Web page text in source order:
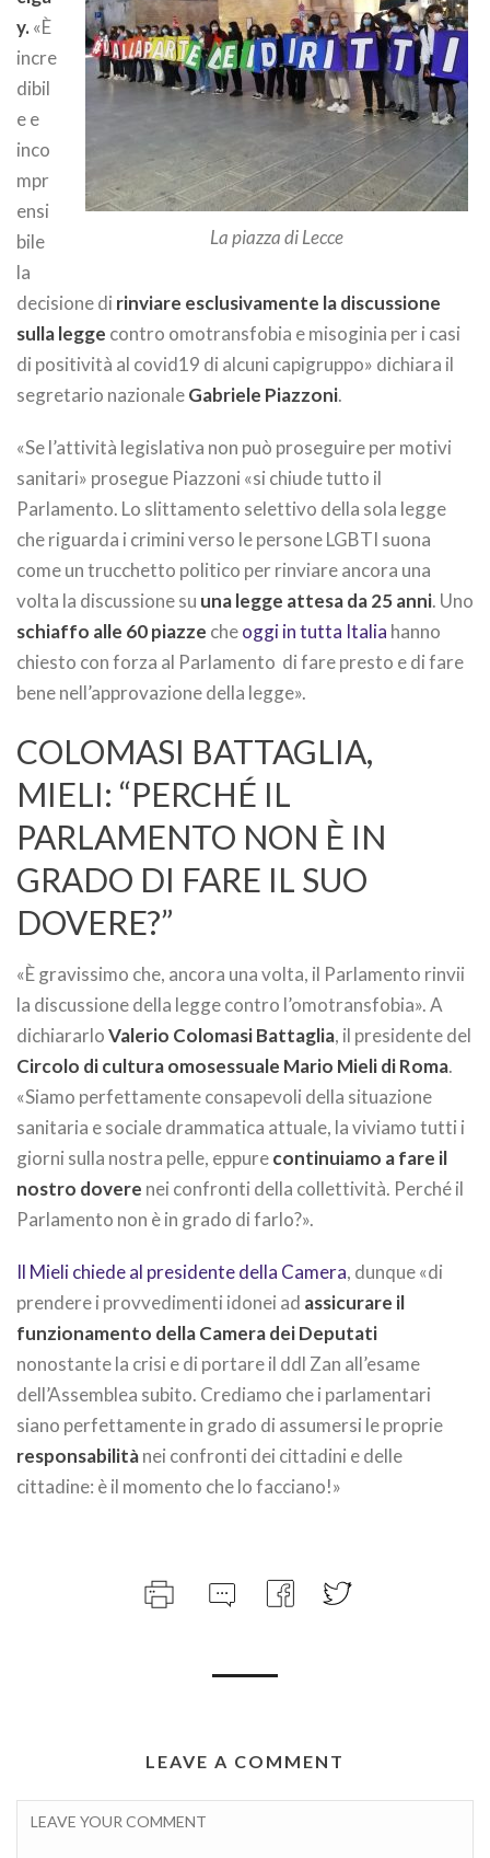
La piazza di Lecce
y.«È
incre
dibil
e e
inco
mpr
ensi
bile
la
decisione di rinviare esclusivamente la discussione
sulla legge contro omotransfobia e misoginia per i casi
di positività al covid19 di alcuni capigruppo» dichiara il
segretario nazionaleGabriele Piazzoni.
«Se l’attività legislativa non può proseguire per motivi
sanitari» prosegue Piazzoni «si chiude tutto il
Parlamento. Lo slittamento selettivo della sola legge
che riguarda i crimini verso le persone LGBTI suona
come un trucchetto politico per rinviare ancora una
volta la discussione su una legge attesa da 25 anni. Uno
schiaffo alle 60 piazze cheoggi in tutta Italia hanno
chiesto con forza al Parlamento di fare presto e di fare
bene nell’approvazione della legge».
COLOMASI BATTAGLIA,
MIELI: “PERCHÉ IL
PARLAMENTO NON È IN
GRADO DI FARE IL SUO
DOVERE?”
«È gravissimo che, ancora una volta, il Parlamento rinvii
la discussione della legge contro l’omotransfobia». A
dichiararloValerio Colomasi Battaglia, il presidente del
Circolo di cultura omosessuale Mario Mieli di Roma.
«Siamo perfettamente consapevoli della situazione
sanitaria e sociale drammatica attuale, la viviamo tutti i
giorni sulla nostra pelle, eppurecontinuiamo a fare il
nostro dovere nei confronti della collettività. Perché il
Parlamento non è in grado di farlo?».
Il Mieli chiede al presidente della Camera, dunque «di
prendere i provvedimenti idonei ad assicurare il
funzionamento della Camera dei Deputati
nonostante la crisi e di portare il ddl Zan all’esame
dell’Assemblea subito. Crediamo che i parlamentari
siano perfettamente in grado di assumersi le proprie
responsabilitànei confronti dei cittadini e delle
cittadine: è il momento che lo facciano!»
LEAVE A COMMENT